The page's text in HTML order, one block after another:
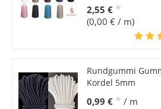
2,55 € *
(0,00 € / m)
Rundgummi
Kordel 5mm
0,99 € * / m